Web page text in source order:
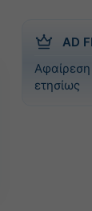
AD
ετησίως